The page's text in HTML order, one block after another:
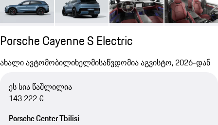
Porsche Cayenne S Electric
ახალი ავტომობილიხელმისაწვდომია აგვისტო, 2026-დან
ეს სია წაშლილია
143 222 €
Porsche Center Tbilisi